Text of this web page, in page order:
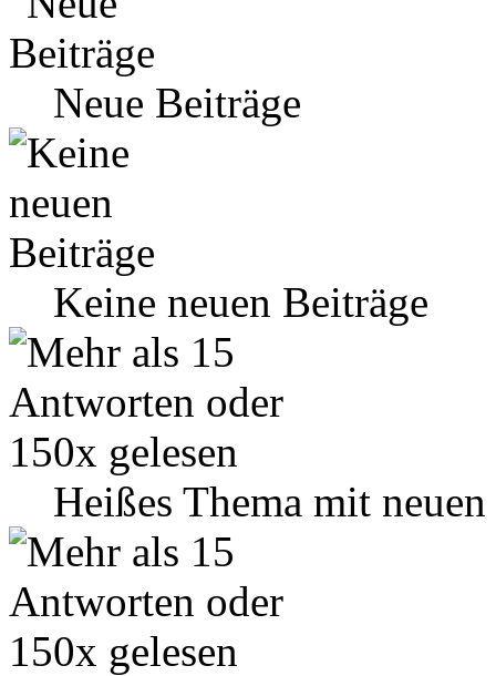
Neue Beiträge
Keine neuen Beiträge
Heißes Thema mit